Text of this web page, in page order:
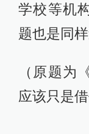
学校等机
题也是同样
（原题为
应该只是